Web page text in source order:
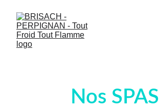
Nos SPAS